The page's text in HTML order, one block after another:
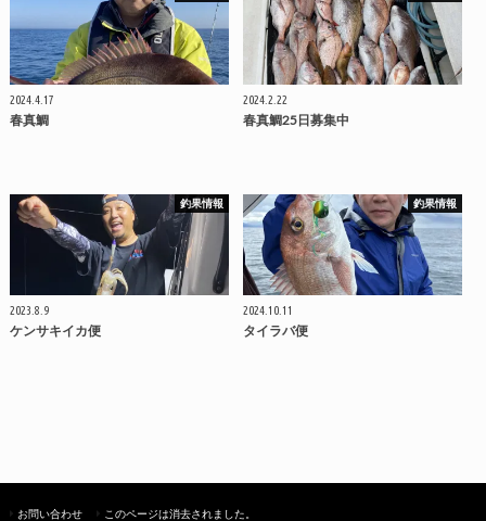
2024.4.17
春真鯛
2024.2.22
春真鯛25日募集中
釣果情報
2023.8.9
ケンサキイカ便
釣果情報
2024.10.11
タイラバ便
お問い合わせ このページは消去されました。